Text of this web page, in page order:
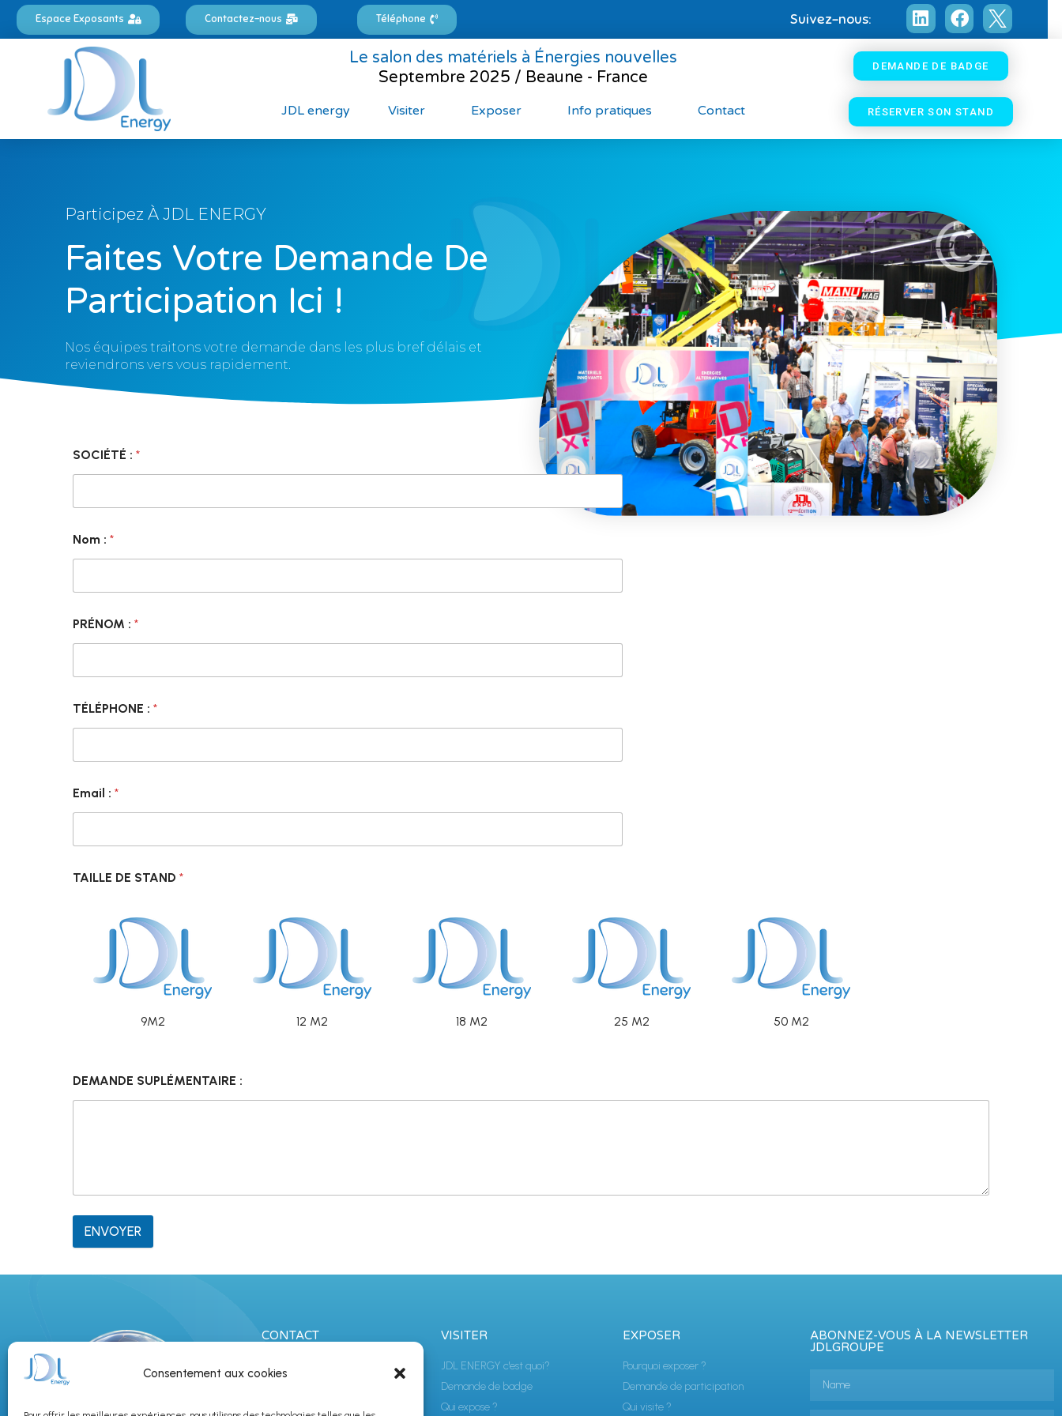
Consentement aux cookies
Espace Exposants Contactez-nous Téléphone Suivez-nous:
Le salon des matériels à Énergies nouvelles
Septembre 2025 / Beaune - France
JDL energy Visiter Exposer Info pratiques Contact
DEMANDE DE BADGE
RÉSERVER SON STAND
Participez À JDL ENERGY
Faites Votre Demande De
Participation Ici !
Nos équipes traitons votre demande dans les plus bref délais et
reviendrons vers vous rapidement.
SOCIÉTÉ : *
Nom : *
PRÉNOM : *
TÉLÉPHONE : *
Email : *
TAILLE DE STAND *
9M2 12 M2 18 M2 25 M2 50 M2
DEMANDE SUPLÉMENTAIRE :
ENVOYER
CONTACT VISITER
JDL ENERGY c'est quoi?
Demande de badge
Qui expose ?
EXPOSER
Pourquoi exposer ?
Demande de participation
Qui visite ?
ABONNEZ-VOUS À LA NEWSLETTER
JDLGROUPE